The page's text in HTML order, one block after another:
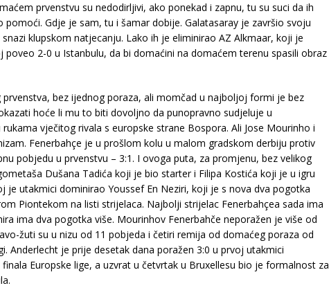
prvenstvu su nedodirljivi, ako ponekad i zapnu, tu su suci da ih
Gdje je sam, tu i šamar dobije. Galatasaray je završio svoju
​​klupskom natjecanju. Lako ih je eliminirao AZ Alkmaar, koji je
2-0 u Istanbulu, da bi domaćini na domaćem terenu spasili obraz
bez ijednog poraza, ali momčad u najboljoj formi je bez
hoće li mu to biti dovoljno da punopravno sudjeluje u
vječitog rivala s europske strane Bospora. Ali Jose Mourinho i
Fenerbahçe je u prošlom kolu u malom gradskom derbiju protiv
pobjedu u prvenstvu – 3:1. I ovoga puta, za promjenu, bez velikog
Dušana Tadića koji je bio starter i Filipa Kostića koji je u igru
je utakmici dominirao Youssef En Neziri, koji je s nova dva pogotka
Piontekom na listi strijelaca. Najbolji strijelac Fenerbahçea sada ima
ima dva pogotka više. Mourinhov Fenerbahče neporažen je više od
žuti su u nizu od 11 pobjeda i četiri remija od domaćeg poraza od
Anderlecht je prije desetak dana poražen 3:0 u prvoj utakmici
Europske lige, a uzvrat u četvrtak u Bruxellesu bio je formalnost za